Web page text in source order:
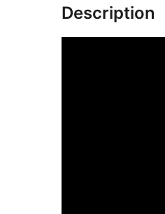
Description